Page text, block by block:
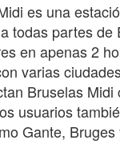
es una
todas partes
en apenas 2
varias
Bruselas
usuarios
Gante, Bruges